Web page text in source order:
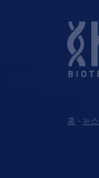
홈 - 뉴스